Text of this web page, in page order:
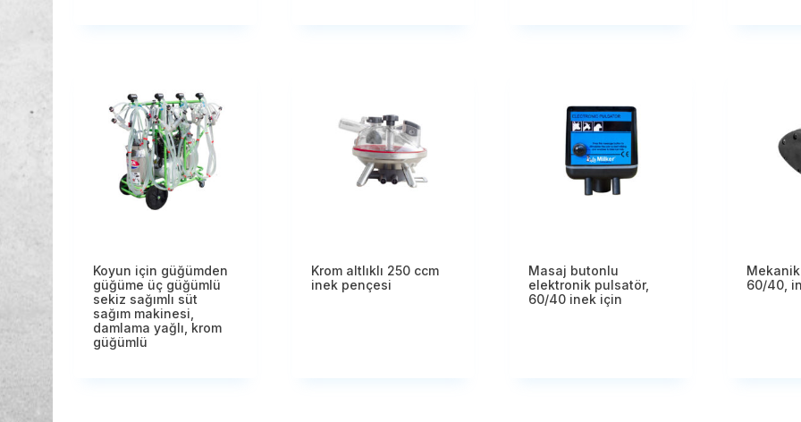
Koyun için güğümden
güğüme üç güğümlü
sekiz sağımlı süt
sağım makinesi,
damlama yağlı, krom
güğümlü
Krom altlıklı 250 ccm
inek pençesi
Masaj butonlu
elektronik pulsatör,
60/40 inek için
60/40,